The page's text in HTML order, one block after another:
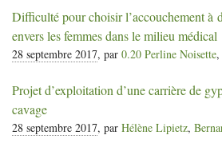
Difficulté pour choisir l’accouchement à
envers les femmes dans le milieu médical
28 septembre 2017, par 0.20 Perline Noisette,
Projet d’exploitation d’une carrière de
cavage
28 septembre 2017, par Hélène Lipietz,